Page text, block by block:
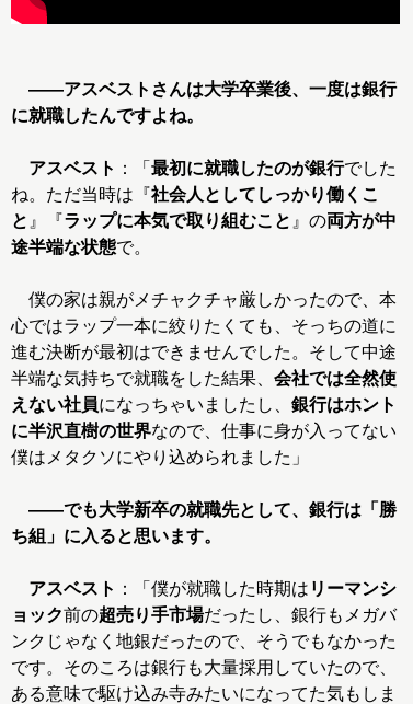
――アスベストさんは大学卒業後、一度は銀行
に就職したんですよね。
アスベスト ：「 最初に就職したのが銀行でした
ね。ただ当時は『社会人としてしっかり働くこ
と 』『ラップに本気で取り組むこと 』の両方が中
途半端な状態で。
僕の家は親がメチャクチャ厳しかったので、本
心ではラップ一本に絞りたくても、そっちの道に
進む決断が最初はできませんでした。そして中途
半端な気持ちで就職をした結果、 会社では全然使
えない社員になっちゃいましたし、 銀行はホント
に半沢直樹の世界なので、仕事に身が入ってない
僕はメタクソにやり込められました」
――でも大学新卒の就職先として、銀行は「勝
ち組」に入ると思います。
アスベスト ：「僕が就職した時期は リーマンシ
ョック前の超売り手市場だったし、銀行もメガバ
ンクじゃなく地銀だったので、そうでもなかった
です。そのころは銀行も大量採用していたので、
ある意味で駆け込み寺みたいになってた気もしま